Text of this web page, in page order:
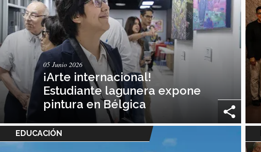
05 Junio 2026
¡Arte internacional!
Estudiante lagunera expone
pintura en Bélgica
EDUCACIÓN